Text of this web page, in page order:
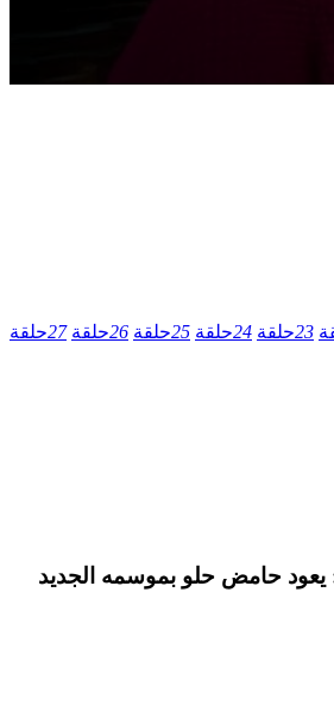
23حلقة 24حلقة 25حلقة 26حلقة 27حلقة
. قصة المسلسل: يعود حامض حلو بموسمه الجديد